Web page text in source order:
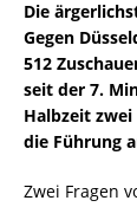
Die
Gegen
512
seit der 7.
Halbzeit
die Führung
Zwei Fragen